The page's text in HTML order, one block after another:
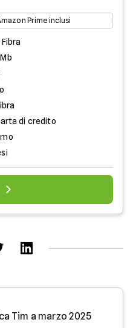
Prime inclusi
di credito
Tim a marzo 2025